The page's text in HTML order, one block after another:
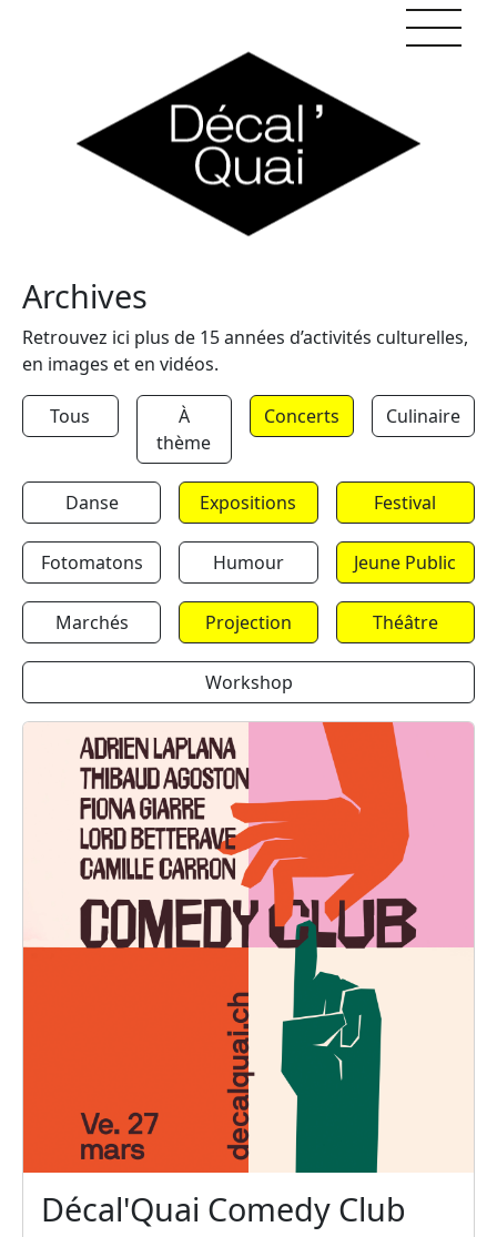
Archives
Retrouvez ici plus de 15 années d’activités culturelles,
en images et en vidéos.
Tous
À
thème
Concerts Culinaire
Danse Expositions Festival
Fotomatons Humour Jeune Public
Marchés Projection Théâtre
Workshop
Décal'Quai Comedy Club